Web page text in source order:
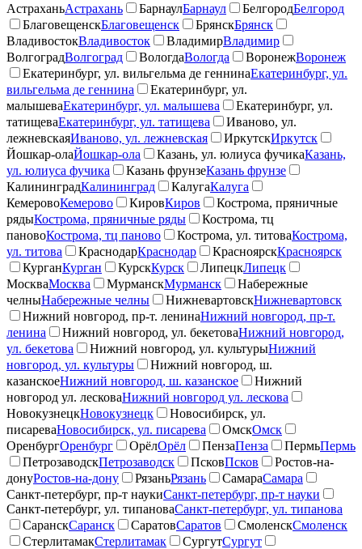
АстраханьАстрахань БарнаулБарнаул БелгородБелгород
БлаговещенскБлаговещенск БрянскБрянск
ВладивостокВладивосток ВладимирВладимир
ВолгоградВолгоград ВологдаВологда ВоронежВоронеж
Екатеринбург, ул. вильгельма де геннинаЕкатеринбург, ул.
вильгельма де геннина
Екатеринбург, ул.
малышеваЕкатеринбург, ул. малышева
Екатеринбург, ул.
татищеваЕкатеринбург, ул. татищева
Иваново, ул.
лежневскаяИваново, ул. лежневская ИркутскИркутск
Йошкар-олаЙошкар-ола Казань, ул. юлиуса фучикаКазань,
ул. юлиуса фучика
Казань фрунзеКазань фрунзе
КалининградКалининград КалугаКалуга
КемеровоКемерово КировКиров
Кострома, пряничные
рядыКострома, пряничные ряды
Кострома, тц
пановоКострома, тц паново Кострома, ул. титоваКострома,
ул. титова
КраснодарКраснодар КрасноярскКрасноярск
КурганКурган КурскКурск ЛипецкЛипецк
МоскваМосква МурманскМурманск
Набережные
челныНабережные челны НижневартовскНижневартовск
Нижний новгород, пр-т. ленинаНижний новгород, пр-т.
ленина
Нижний новгород, ул. бекетоваНижний новгород,
ул. бекетова
Нижний новгород, ул. культурыНижний
новгород, ул. культуры
Нижний новгород, ш.
казанскоеНижний новгород, ш. казанское
Нижний
новгород ул. лесковаНижний новгород ул. лескова
НовокузнецкНовокузнецк
Новосибирск, ул.
писареваНовосибирск, ул. писарева ОмскОмск
ОренбургОренбург ОрёлОрёл ПензаПенза ПермьПермь
ПетрозаводскПетрозаводск ПсковПсков
Ростов-на-
донуРостов-на-дону РязаньРязань СамараСамара
Санкт-петербург, пр-т наукиСанкт-петербург, пр-т науки
Санкт-петербург, ул. типановаСанкт-петербург, ул. типанова
СаранскСаранск СаратовСаратов СмоленскСмоленск
СтерлитамакСтерлитамак СургутСургут